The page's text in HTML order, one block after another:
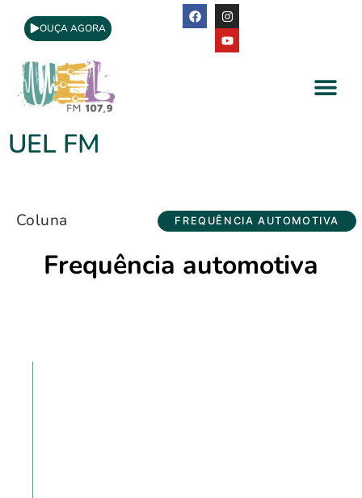
OUÇA AGORA
UEL FM
Coluna FREQUÊNCIA AUTOMOTIVA
Frequência automotiva